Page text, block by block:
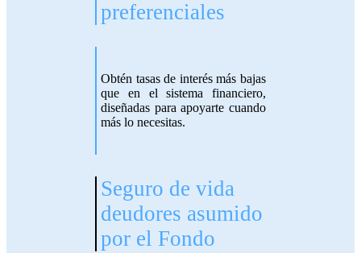
preferenciales
Obtén tasas de interés más bajas
que en el sistema financiero,
diseñadas para apoyarte cuando
más lo necesitas.
Seguro de vida
deudores asumido
por el Fondo